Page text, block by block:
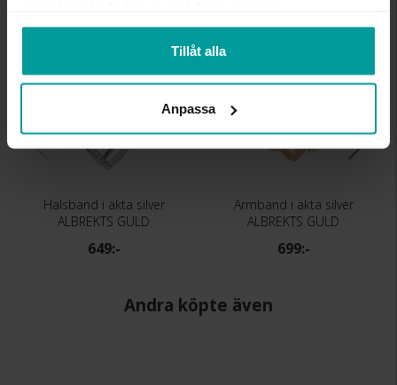
Tillåt alla
Anpassa
Halsband i äkta silver
ALBREKTS GULD
649:-
Armband i äkta silver
ALBREKTS GULD
699:-
Andra köpte även